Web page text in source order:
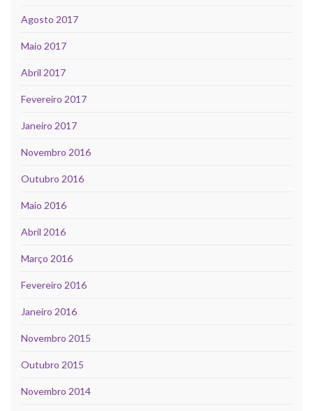
Agosto 2017
Maio 2017
Abril 2017
Fevereiro 2017
Janeiro 2017
Novembro 2016
Outubro 2016
Maio 2016
Abril 2016
Março 2016
Fevereiro 2016
Janeiro 2016
Novembro 2015
Outubro 2015
Novembro 2014